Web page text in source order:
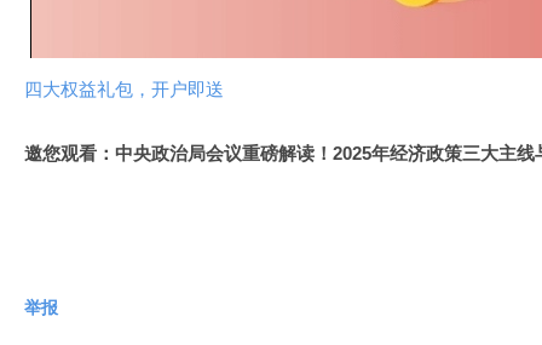
四大权益礼包，开户即送
邀您观看：中央政治局会议重磅解读！2025年经济政策三大主线
举报